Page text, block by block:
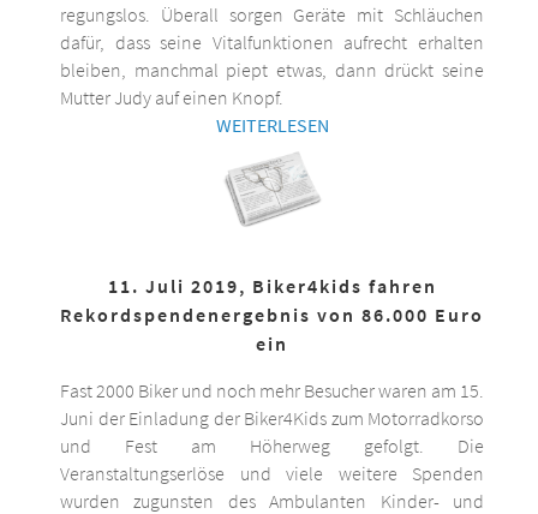
regungslos. Überall sorgen Geräte mit Schläuchen
dafür, dass seine Vitalfunktionen aufrecht erhalten
bleiben, manchmal piept etwas, dann drückt seine
Mutter Judy auf einen Knopf.
WEITERLESEN
11. Juli 2019, Biker4kids fahren
Rekordspendenergebnis von 86.000 Euro
ein
Fast 2000 Biker und noch mehr Besucher waren am 15.
Juni der Einladung der Biker4Kids zum Motorradkorso
und Fest am Höherweg gefolgt. Die
Veranstaltungserlöse und viele weitere Spenden
wurden zugunsten des Ambulanten Kinder- und